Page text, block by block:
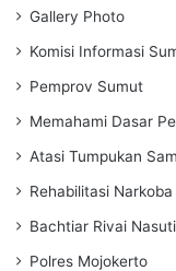
Gallery Photo
Komisi Informasi
Pemprov Sumut
Memahami Dasar
Atasi Tumpukan
Rehabilitasi Narkoba
Bachtiar Rivai
Polres Mojokerto